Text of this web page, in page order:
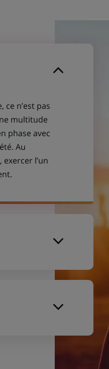
n’est pas
multitude
phase avec
Au
l’un